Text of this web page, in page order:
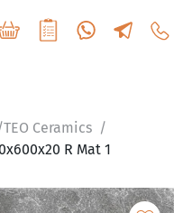
TEO Ceramics
R Mat 1